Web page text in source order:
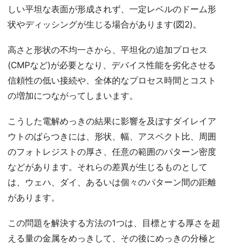
しい平坦な表面が形成されず、一定レベルのドーム形
状やディッシングが生じる場合があります(図2)。
高さと形状の不均一さから、平坦化の追加プロセス
(CMPなど)が必要となり、デバイス性能を劣化させる
信頼性の低い接続や、全体的なプロセス時間とコスト
の増加につながってしまいます。
こうした電解めっきの結果に影響を及ぼすダイレイア
ウトのばらつきには、形状、幅、アスペクト比、周囲
のフォトレジストの厚さ、任意の範囲のパターン密度
などがあります。それらの差異が生じるものとして
は、ウェハ、ダイ、あるいは個々のパターン間の距離
があります。
この問題を解決する方法の1つは、目標とする厚さを超
える量の金属をめっきして、その後にめっきの分極と